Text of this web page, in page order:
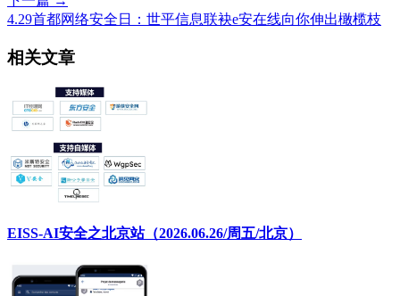
4.29首都网络安全日：世平信息联袂e安在线向你伸出橄榄枝
相关文章
EISS-AI安全之北京站（2026.06.26/周五/北京）